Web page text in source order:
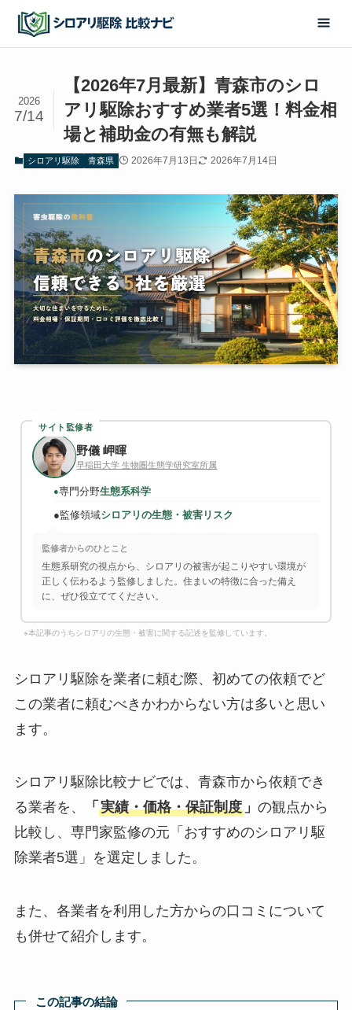
【2026年7月最新】青森市のシロ
アリ駆除おすすめ業者5選！料金相
場と補助金の有無も解説
2026
7/14
シロアリ駆除 青森県 2026年7月13日 2026年7月14日
サイト監修者
野儀 岬暉
早稲田大学 生物圏生態学研究室所属
●専門分野生態系科学
●監修領域シロアリの生態・被害リスク
監修者からのひとこと
生態系研究の視点から、シロアリの被害が起こりやすい環境が
正しく伝わるよう監修しました。住まいの特徴に合った備え
に、ぜひ役立ててください。
※本記事のうちシロアリの生態・被害に関する記述を監修しています。
シロアリ駆除を業者に頼む際、初めての依頼でど
この業者に頼むべきかわからない方は多いと思い
ます。
シロアリ駆除比較ナビでは、青森市から依頼でき
る業者を、
「 実績・価格・保証制度」 の観点から
比較し、専門家監修の元「おすすめのシロアリ駆
除業者5選」を選定しました。
また、各業者を利用した方からの口コミについて
も併せて紹介します。
この記事の結論